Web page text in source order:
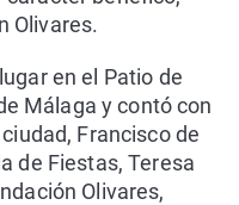
Olivares.
en el Patio de
Málaga y contó con
Francisco de
de Fiestas, Teresa
Olivares,